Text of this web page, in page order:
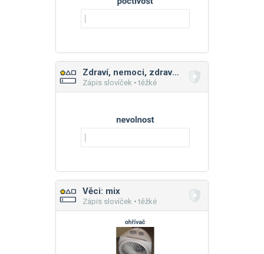
Zdraví, nemoci, zdravý životní styl
Zápis slovíček • těžké
Věci: mix
Zápis slovíček • těžké